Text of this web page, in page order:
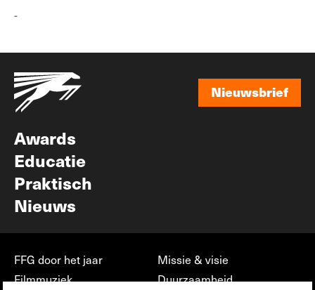
-
Nieuwsbrief
Awards
Educatie
Praktisch
Nieuws
FFG door het jaar
Filmmuziek
Missie & visie
Duurzaamheid